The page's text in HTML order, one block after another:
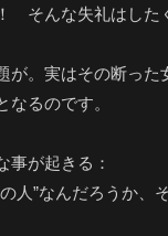
そんな失礼はした
が。実はその断っ
なるのです。
事が起きる：
の人”なんだろうか、